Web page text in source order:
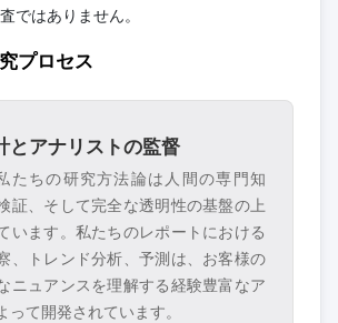
ではありません。
プロセス
とアナリストの監督
たちの研究方法論は人間の専門知
証、そして完全な透明性の基盤の上
います。私たちのレポートにおける
、トレンド分析、予測は、お客様の
ニュアンスを理解する経験豊富なア
って開発されています。